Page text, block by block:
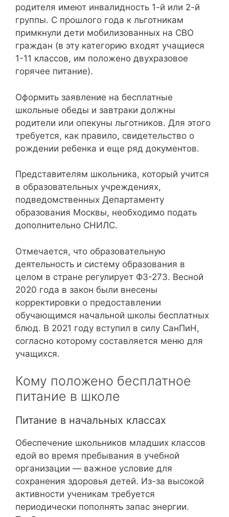
родителя имеют инвалидность 1-й или 2-й
группы. С прошлого года к льготникам
примкнули дети мобилизованных на СВО
граждан (в эту категорию входят учащиеся
1-11 классов, им положено двухразовое
горячее питание).
Оформить заявление на бесплатные
школьные обеды и завтраки должны
родители или опекуны льготников. Для этого
требуется, как правило, свидетельство о
рождении ребенка и еще ряд документов.
Представителям школьника, который учится
в образовательных учреждениях,
подведомственных Департаменту
образования Москвы, необходимо подать
дополнительно СНИЛС.
Отмечается, что образовательную
деятельность и систему образования в
целом в стране регулирует ФЗ-273. Весной
2020 года в закон были внесены
корректировки о предоставлении
обучающимся начальной школы бесплатных
блюд. В 2021 году вступил в силу СанПиН,
согласно которому составляется меню для
учащихся.
Кому положено бесплатное
питание в школе
Питание в начальных классах
Обеспечение школьников младших классов
едой во время пребывания в учебной
организации — важное условие для
сохранения здоровья детей. Из-за высокой
активности ученикам требуется
периодически пополнять запас энергии.